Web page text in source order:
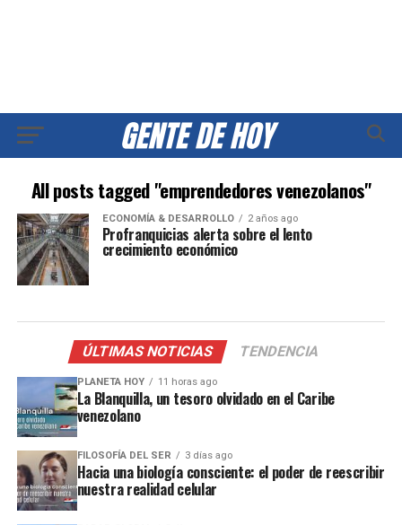
All posts tagged "emprendedores venezolanos"
ECONOMÍA & DESARROLLO 2 años ago
Profranquicias alerta sobre el lento
crecimiento económico
ÚLTIMAS NOTICIAS TENDENCIA
PLANETA HOY 11 horas ago
La Blanquilla, un tesoro olvidado en el Caribe
venezolano
FILOSOFÍA DEL SER 3 días ago
Hacia una biología consciente: el poder de reescribir
nuestra realidad celular